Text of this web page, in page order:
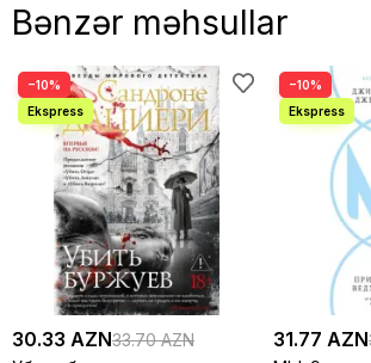
Bənzər məhsullar
−10%
30.33 AZN33.70 AZN
−10%
31.77 AZN